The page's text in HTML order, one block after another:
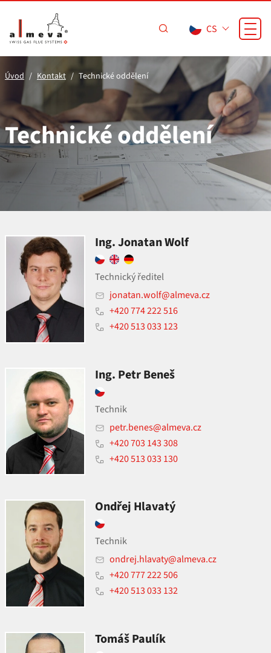
CS
Úvod Kontakt Technické oddělení
Technické oddělení
Ing. Jonatan Wolf
Technický ředitel
jonatan.wolf@almeva.cz
+420 774 222 516
+420 513 033 123
Ing. Petr Beneš
Technik
petr.benes@almeva.cz
+420 703 143 308
+420 513 033 130
Ondřej Hlavatý
Technik
ondrej.hlavaty@almeva.cz
+420 777 222 506
+420 513 033 132
Tomáš Paulík